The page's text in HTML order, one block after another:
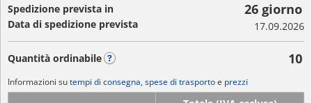
Spedizione prevista in
Data di spedizione prevista
26 giorno
17.09.2026
Quantità ordinabile 10
Informazioni sutempi di consegna, spese di trasportoe prezzi